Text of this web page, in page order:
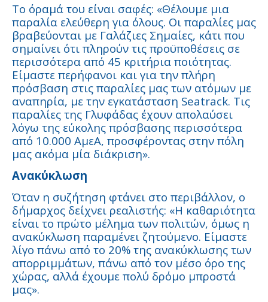
Το όραμά του είναι σαφές: «Θέλουμε μια
παραλία ελεύθερη για όλους. Οι παραλίες μας
βραβεύονται με Γαλάζιες Σημαίες, κάτι που
σημαίνει ότι πληρούν τις προϋποθέσεις σε
περισσότερα από 45 κριτήρια ποιότητας.
Είμαστε περήφανοι και για την πλήρη
πρόσβαση στις παραλίες μας των ατόμων με
αναπηρία, με την εγκατάσταση Seatrack. Τις
παραλίες της Γλυφάδας έχουν απολαύσει
λόγω της εύκολης πρόσβασης περισσότερα
από 10.000 ΑμεΑ, προσφέροντας στην πόλη
μας ακόμα μία διάκριση».
Ανακύκλωση
Όταν η συζήτηση φτάνει στο περιβάλλον, ο
δήμαρχος δείχνει ρεαλιστής: «Η καθαριότητα
είναι το πρώτο μέλημα των πολιτών, όμως η
ανακύκλωση παραμένει ζητούμενο. Είμαστε
λίγο πάνω από το 20% της ανακύκλωσης των
απορριμμάτων, πάνω από τον μέσο όρο της
χώρας, αλλά έχουμε πολύ δρόμο μπροστά
μας».